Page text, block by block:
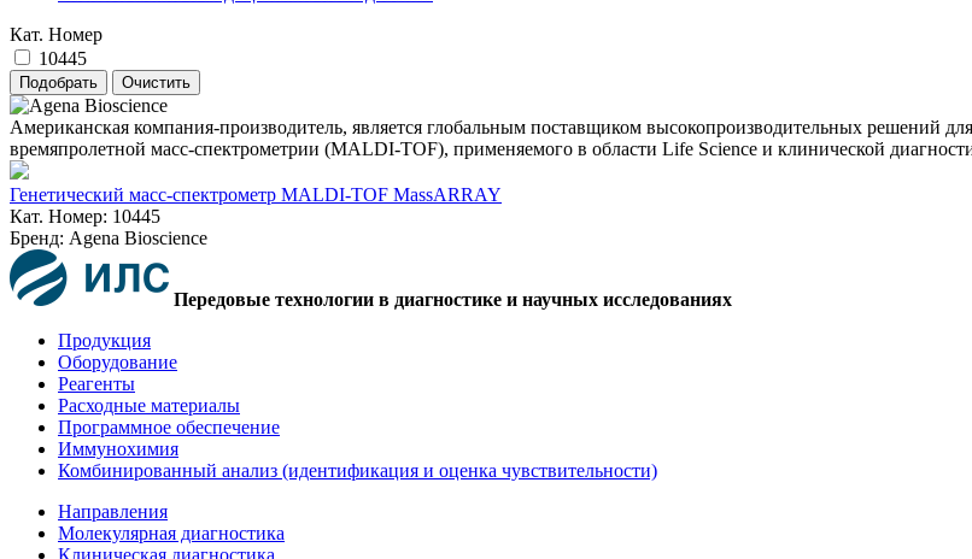
Кат. Номер
10445
Американская компания-производитель, является глобальным поставщиком высокопроизводительных решений
времяпролетной масс-спектрометрии (MALDI-TOF), применяемого в области Life Science и клинической
Генетический масс-спектрометр MALDI-TOF MassARRAY
Кат. Номер: 10445
Бренд: Agena Bioscience
Передовые технологии в диагностике и научных исследованиях
Продукция
Оборудование
Реагенты
Расходные материалы
Программное обеспечение
Иммунохимия
Комбинированный анализ (идентификация и оценка чувствительности)
Направления
Молекулярная диагностика
Клиническая диагностика